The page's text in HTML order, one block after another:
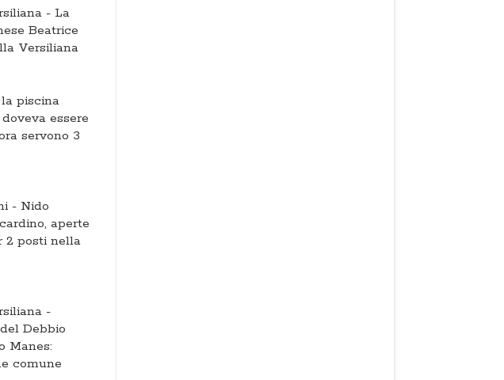
- La
Beatrice
Versiliana
piscina
essere
servono 3
- Nido
aperte
2 posti nella
-
Debbio
Manes:
comune